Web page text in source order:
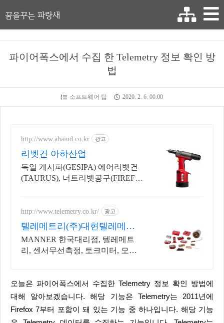
꿈을꾸는 파랑새
파이어폭스에서 수집 한 Telemetry 정보 확인 방
법
소프트웨어 팁 2020. 2. 6. 00:00
http://www.ahaind.co.kr 광고
리벳건 아하산업
독일 게시파(GESIPA) 에어리벳건
(TAURUS), 너트리벳공구(FIREFO
http://www.telemetry.co.kr/ 광고
텔레메트리(주)대현텔레메트
리
MANNER 한국대리점, 텔레메트
리, 센서무선측정, 토크미터, 모터
오늘은 파이어폭스에서 수집한 Telemetry 정보 확인 방법에
대해 알아보겠습니다. 해당 기능은 Telemetry는 2011년에
Firefox 7부터 포함이 돼 있는 기능 중 하나입니다. 해당 기능